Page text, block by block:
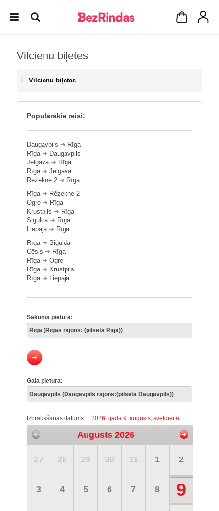
Vilcienu biļetes
Vilcienu biļetes
Populārākie reisi:
Daugavpils ➔ Rīga
Rīga➔ Daugavpils
Jelgava➔ Rīga
Rīga➔ Jelgava
Rēzekne 2 ➔ Rīga
Rīga➔ Rēzekne 2
Ogre ➔ Rīga
Krustpils ➔ Rīga
Sigulda➔ Rīga
Liepāja➔ Rīga
Rīga➔ Sigulda
Cēsis ➔ Rīga
Rīga➔ Ogre
Rīga➔ Krustpils
Rīga➔ Liepāja
Sākuma pietura:
Gala pietura:
Izbraukšanas datums: 2026. gada 9. augusts, svētdiena
Augusts 2026
27 28 29 30 31 1 2
3 4 5 6 7 8 9